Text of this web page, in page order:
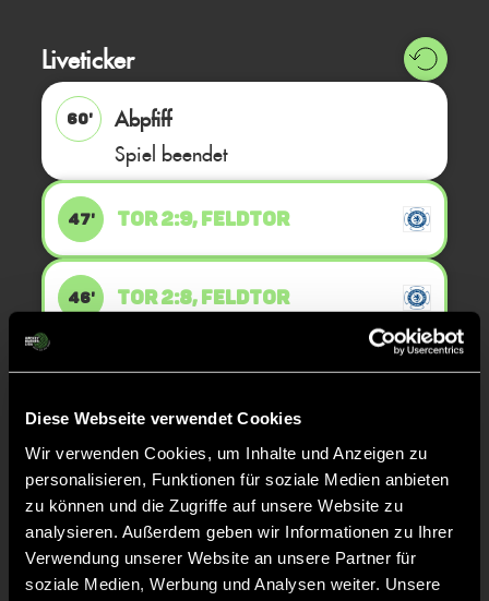
Diese Webseite verwendet Cookies
Wir verwenden Cookies, um Inhalte und Anzeigen zu
personalisieren, Funktionen für soziale Medien anbieten
zu können und die Zugriffe auf unsere Website zu
analysieren. Außerdem geben wir Informationen zu Ihrer
Verwendung unserer Website an unsere Partner für
soziale Medien, Werbung und Analysen weiter. Unsere
Liveticker
60'
Abpfiff
Spiel beendet
47' TOR 2:9, FELDTOR
46' TOR 2:8, FELDTOR
46' TOR 2:7, FELDTOR
32' TOR 1:7, FELDTOR
31' TOR 1:6, FELDTOR